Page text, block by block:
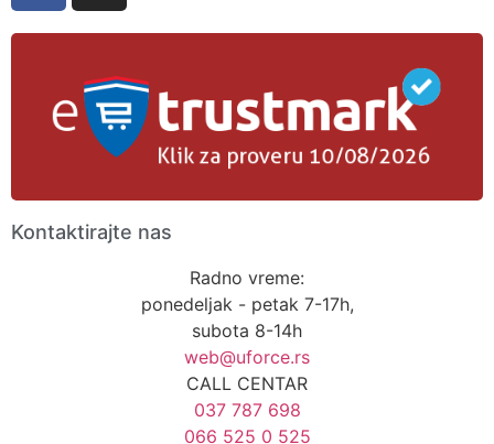
Kontaktirajte nas
Radno vreme:
ponedeljak - petak 7-17h,
subota 8-14h
web@uforce.rs
CALL CENTAR
037 787 698
066 525 0 525